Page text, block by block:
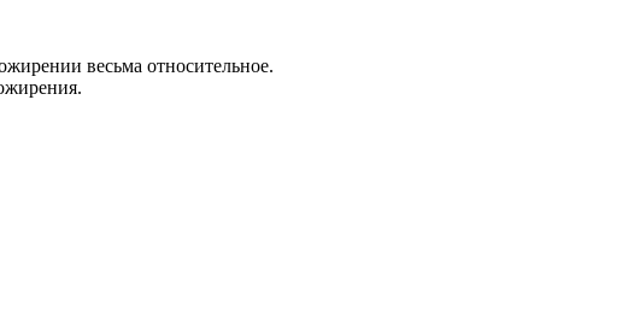
весьма относительное.